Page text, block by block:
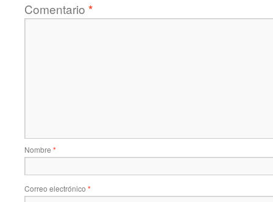
Comentario *
Nombre *
Correo electrónico *